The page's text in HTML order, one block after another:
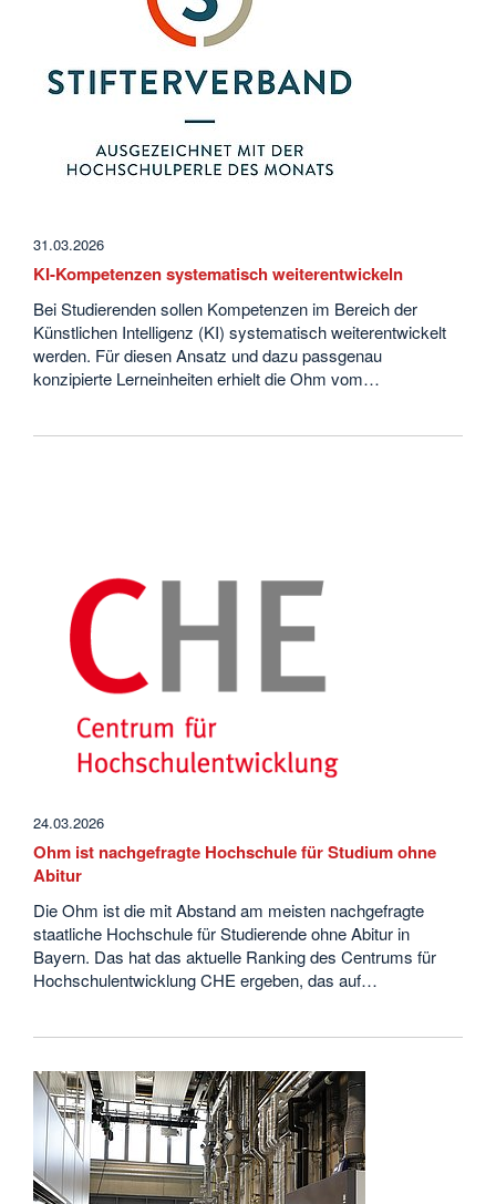
31.03.2026
KI-Kompetenzen systematisch weiterentwickeln
Bei Studierenden sollen Kompetenzen im Bereich der
Künstlichen Intelligenz (KI) systematisch weiterentwickelt
werden. Für diesen Ansatz und dazu passgenau
konzipierte Lerneinheiten erhielt die Ohm vom…
24.03.2026
Ohm ist nachgefragte Hochschule für Studium ohne
Abitur
Die Ohm ist die mit Abstand am meisten nachgefragte
staatliche Hochschule für Studierende ohne Abitur in
Bayern. Das hat das aktuelle Ranking des Centrums für
Hochschulentwicklung CHE ergeben, das auf…